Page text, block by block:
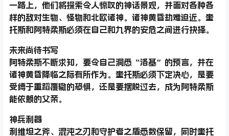
一路上，他们将探索令人惊叹的神话景观，并面对各种各
样的敌对生物、怪物和北欧诸神。诸神黄昏劫难迫近。奎
托斯和阿特柔斯必须在自己和九界的安危之间进行抉择。
未来尚待书写
阿特柔斯不断求知，要令自己洞悉“洛基”的预言，并在
诸神黄昏降临之际有所作为。奎托斯必须下定决心，是要
受缚于重蹈覆辙的恐惧，还是要摆脱过去，成为阿特柔斯
能依赖的父亲。
神兵利器
利维坦之斧、混沌之刃和守护者之盾悉数保留，同时奎托